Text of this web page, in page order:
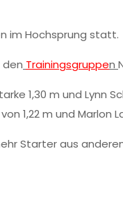
im Hochsprung statt.
den Trainingsgruppen
1,30 m und Lynn
1,22 m und Marlon
Starter aus